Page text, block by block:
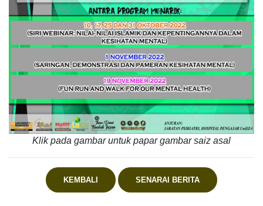
Klik pada gambar untuk papar gambar saiz asal
KEMBALI SENARAI BERITA